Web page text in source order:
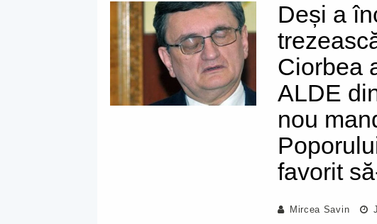
Deși a
Ciorbea
ALDE
nou
favorit
Mircea Savin